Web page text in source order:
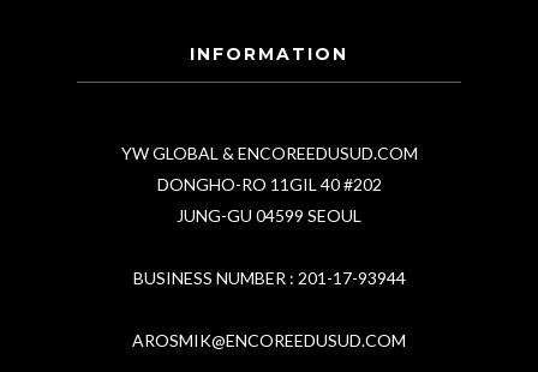
INFORMATION
YW GLOBAL & ENCOREEDUSUD.COM
DONGHO-RO 11GIL 40 #202
JUNG-GU 04599 SEOUL
BUSINESS NUMBER : 201-17-93944
AROSMIK@ENCOREEDUSUD.COM